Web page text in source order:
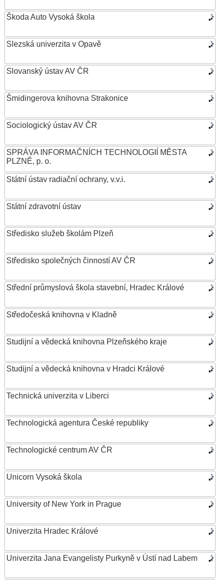
Škoda Auto Vysoká škola
Slezská univerzita v Opavě
Slovanský ústav AV ČR
Šmidingerova knihovna Strakonice
Sociologický ústav AV ČR
SPRÁVA INFORMAČNÍCH TECHNOLOGIÍ MĚSTA
PLZNĚ, p. o.
Státní ústav radiační ochrany, v.v.i.
Státní zdravotní ústav
Středisko služeb školám Plzeň
Středisko společných činností AV ČR
Střední průmyslová škola stavební, Hradec Králové
Středočeská knihovna v Kladně
Studijní a vědecká knihovna Plzeňského kraje
Studijní a vědecká knihovna v Hradci Králové
Technická univerzita v Liberci
Technologická agentura České republiky
Technologické centrum AV ČR
Unicorn Vysoká škola
University of New York in Prague
Univerzita Hradec Králové
Univerzita Jana Evangelisty Purkyně v Ústí nad Labem